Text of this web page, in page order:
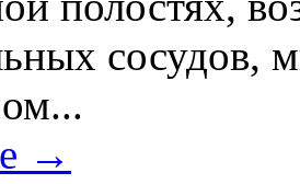
сосудов,
→